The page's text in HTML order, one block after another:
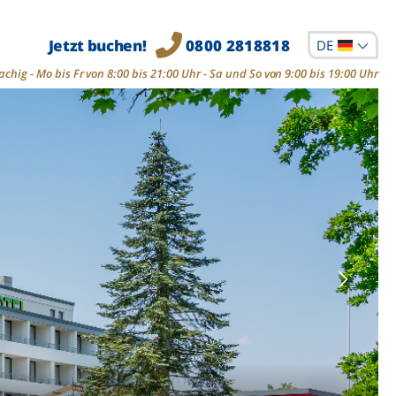
Jetzt buchen! 0800 2818818 DE
- Mo bis Fr von 8:00 bis 21:00 Uhr - Sa und So von 9:00 bis 19:00 Uhr